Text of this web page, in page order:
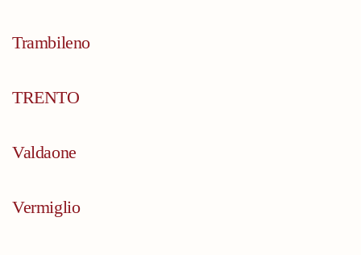
Trambileno
TRENTO
Valdaone
Vermiglio